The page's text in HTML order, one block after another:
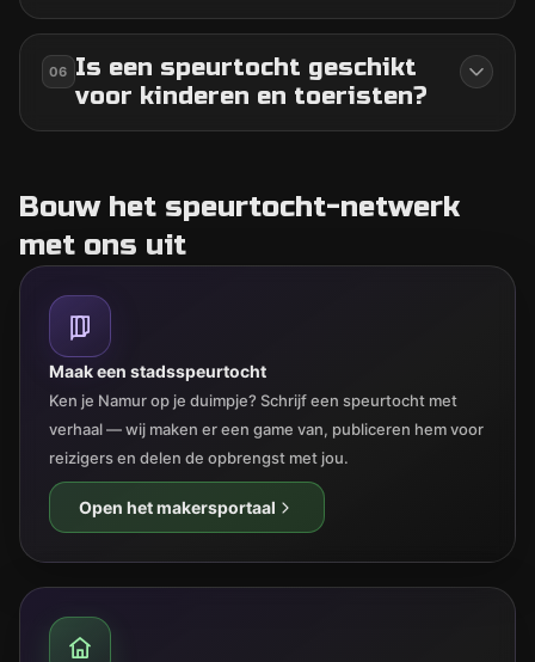
06 Is een speurtocht geschikt
voor kinderen en toeristen?
Bouw het speurtocht-netwerk
met ons uit
Maak een stadsspeurtocht
Ken je Namur op je duimpje? Schrijf een speurtocht met
verhaal — wij maken er een game van, publiceren hem voor
reizigers en delen de opbrengst met jou.
Open het makersportaal